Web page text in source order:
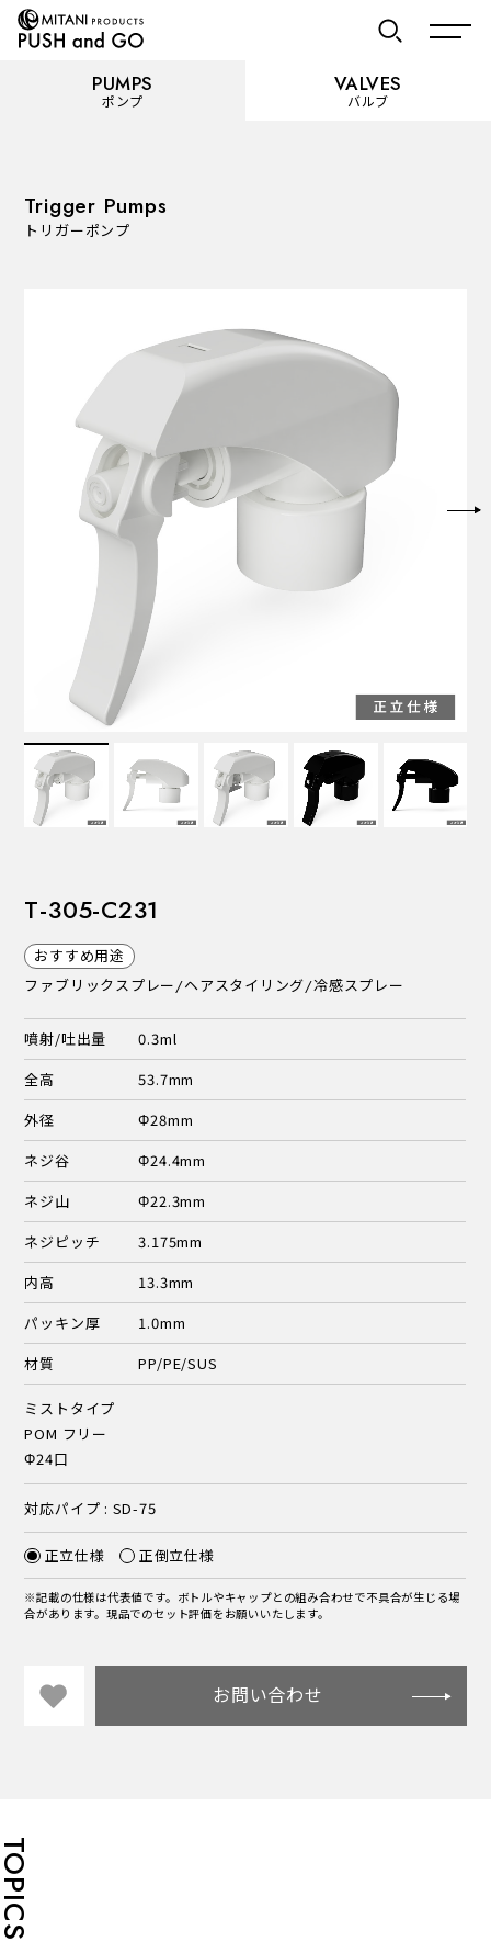
カテゴリーを見る
使用用途から選ぶ
VALVES バルブ
Recommended Specifications
推奨スペック
PUMPS
ポンプ
VALVES
バルブ
Trigger Pumps
トリガーポンプ
T-305-C231
おすすめ用途
ファブリックスプレー/ヘアスタイリング/冷感スプレー
噴射/吐出量
0.3ml
全高
53.7mm
外径
Φ28mm
ネジ谷
Φ24.4mm
ネジ山
Φ22.3mm
ネジピッチ
3.175mm
内高
13.3mm
パッキン厚
1.0mm
材質
PP/PE/SUS
ミストタイプ
POM フリー
Φ24口
対応パイプ : SD-75
正立仕様 正倒立仕様
※記載の仕様は代表値です。ボトルやキャップとの組み合わせで不具合が生じる場
合があります。現品でのセット評価をお願いいたします。
お問い合わせ